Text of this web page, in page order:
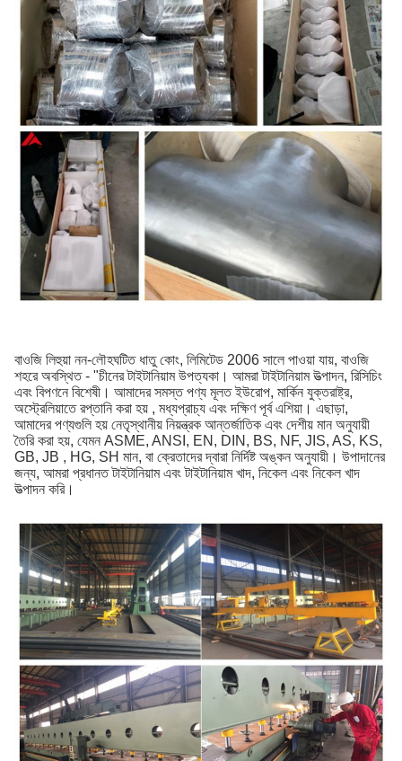
বাওজি লিহুয়া নন-লৌহঘটিত ধাতু কোং, লিমিটেড 2006 সালে পাওয়া যায়, বাওজি
শহরে অবস্থিত - "চীনের টাইটানিয়াম উপত্যকা। আমরা টাইটানিয়াম উত্পাদন, রিসিচিং
এবং বিপণনে বিশেষী। আমাদের সমস্ত পণ্য মূলত ইউরোপ, মার্কিন যুক্তরাষ্ট্র,
অস্ট্রেলিয়াতে রপ্তানি করা হয় , মধ্যপ্রাচ্য এবং দক্ষিণ পূর্ব এশিয়া। এছাড়া,
আমাদের পণ্যগুলি হয় নেতৃস্থানীয় নিয়ন্ত্রক আন্তর্জাতিক এবং দেশীয় মান অনুযায়ী
তৈরি করা হয়, যেমন ASME, ANSI, EN, DIN, BS, NF, JIS, AS, KS,
GB, JB , HG, SH মান, বা ক্রেতাদের দ্বারা নির্দিষ্ট অঙ্কন অনুযায়ী। উপাদানের
জন্য, আমরা প্রধানত টাইটানিয়াম এবং টাইটানিয়াম খাদ, নিকেল এবং নিকেল খাদ
উত্পাদন করি।